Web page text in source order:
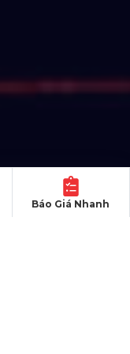
Báo Giá Nhanh